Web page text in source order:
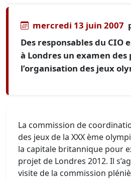
mercredi 13 juin 2007
Des responsables du CIO
à Londres un examen
l’organisation des jeux
La commission de
des jeux de la XXX ème
la capitale britannique pour
projet de Londres 2012. Il
visite de la commission